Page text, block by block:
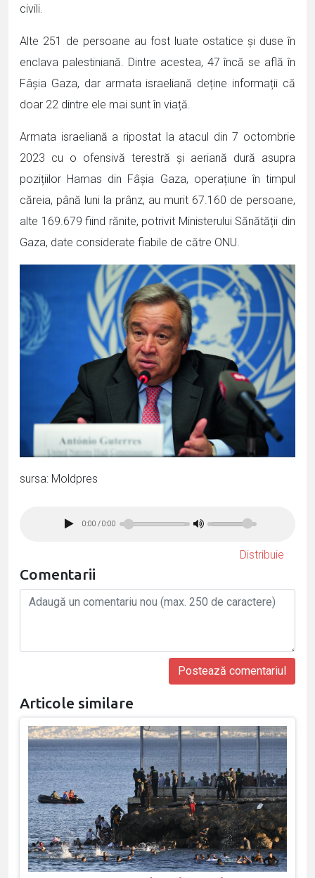
civili.
Alte 251 de persoane au fost luate ostatice și duse în
enclava palestiniană. Dintre acestea, 47 încă se află în
Fâșia Gaza, dar armata israeliană deține informații că
doar 22 dintre ele mai sunt în viață.
Armata israeliană a ripostat la atacul din 7 octombrie
2023 cu o ofensivă terestră și aeriană dură asupra
pozițiilor Hamas din Fâșia Gaza, operațiune în timpul
căreia, până luni la prânz, au murit 67.160 de persoane,
alte 169.679 fiind rănite, potrivit Ministerului Sănătății din
Gaza, date considerate fiabile de către ONU.
sursa: Moldpres
0:00 /0:00
Distribuie
Comentarii
Articole similare